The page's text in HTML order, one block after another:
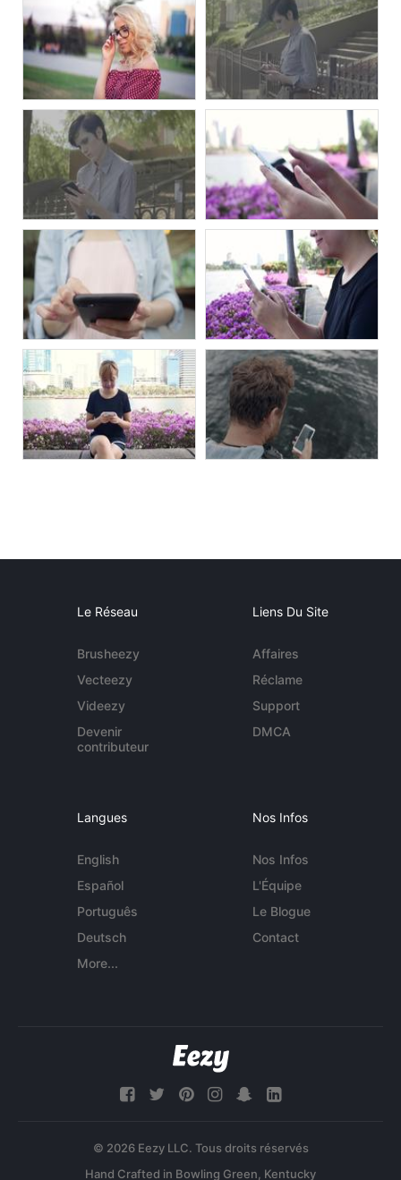
Le Réseau
Brusheezy
Vecteezy
Videezy
Devenir
contributeur
Liens Du Site
Affaires
Réclame
Support
DMCA
Langues
English
Español
Português
Deutsch
More...
Nos Infos
Nos Infos
L'Équipe
Le Blogue
Contact
© 2026 Eezy LLC. Tous droits réservés